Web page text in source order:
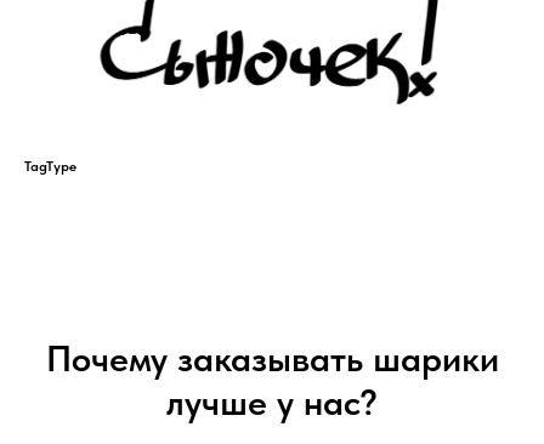
TagType
Почему заказывать шарики
лучше у нас?